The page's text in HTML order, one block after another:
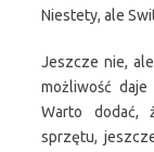
Niestety, ale
Jeszcze nie,
możliwość daje
Warto dodać,
sprzętu,